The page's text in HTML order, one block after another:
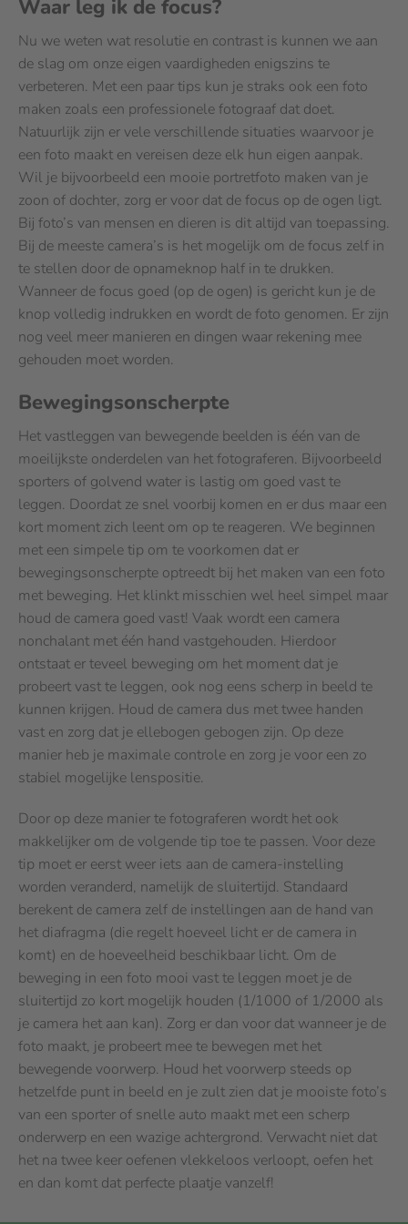
Waar leg ik de focus?
Nu we weten wat resolutie en contrast is kunnen we aan
de slag om onze eigen vaardigheden enigszins te
verbeteren. Met een paar tips kun je straks ook een foto
maken zoals een professionele fotograaf dat doet.
Natuurlijk zijn er vele verschillende situaties waarvoor je
een foto maakt en vereisen deze elk hun eigen aanpak.
Wil je bijvoorbeeld een mooie portretfoto maken van je
zoon of dochter, zorg er voor dat de focus op de ogen ligt.
Bij foto’s van mensen en dieren is dit altijd van toepassing.
Bij de meeste camera’s is het mogelijk om de focus zelf in
te stellen door de opnameknop half in te drukken.
Wanneer de focus goed (op de ogen) is gericht kun je de
knop volledig indrukken en wordt de foto genomen. Er zijn
nog veel meer manieren en dingen waar rekening mee
gehouden moet worden.
Bewegingsonscherpte
Het vastleggen van bewegende beelden is één van de
moeilijkste onderdelen van het fotograferen. Bijvoorbeeld
sporters of golvend water is lastig om goed vast te
leggen. Doordat ze snel voorbij komen en er dus maar een
kort moment zich leent om op te reageren. We beginnen
met een simpele tip om te voorkomen dat er
bewegingsonscherpte optreedt bij het maken van een foto
met beweging. Het klinkt misschien wel heel simpel maar
houd de camera goed vast! Vaak wordt een camera
nonchalant met één hand vastgehouden. Hierdoor
ontstaat er teveel beweging om het moment dat je
probeert vast te leggen, ook nog eens scherp in beeld te
kunnen krijgen. Houd de camera dus met twee handen
vast en zorg dat je ellebogen gebogen zijn. Op deze
manier heb je maximale controle en zorg je voor een zo
stabiel mogelijke lenspositie.
Door op deze manier te fotograferen wordt het ook
makkelijker om de volgende tip toe te passen. Voor deze
tip moet er eerst weer iets aan de camera-instelling
worden veranderd, namelijk de sluitertijd. Standaard
berekent de camera zelf de instellingen aan de hand van
het diafragma (die regelt hoeveel licht er de camera in
komt) en de hoeveelheid beschikbaar licht. Om de
beweging in een foto mooi vast te leggen moet je de
sluitertijd zo kort mogelijk houden (1/1000 of 1/2000 als
je camera het aan kan). Zorg er dan voor dat wanneer je de
foto maakt, je probeert mee te bewegen met het
bewegende voorwerp. Houd het voorwerp steeds op
hetzelfde punt in beeld en je zult zien dat je mooiste foto’s
van een sporter of snelle auto maakt met een scherp
onderwerp en een wazige achtergrond. Verwacht niet dat
het na twee keer oefenen vlekkeloos verloopt, oefen het
en dan komt dat perfecte plaatje vanzelf!